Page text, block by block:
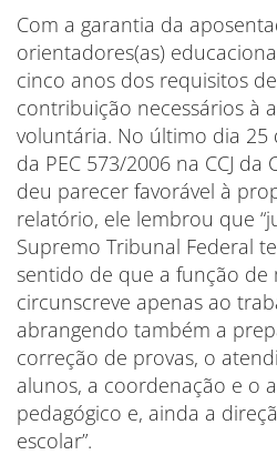
Com a garantia da
orientadores(as)
cinco anos dos requisitos
contribuição necessários à
voluntária. No último dia
da PEC 573/2006 na CCJ da
deu parecer favorável à
relatório, ele lembrou que
Supremo Tribunal Federal
sentido de que a função de
circunscreve apenas ao
abrangendo também a
correção de provas, o
alunos, a coordenação e o
pedagógico e, ainda a
escolar”.